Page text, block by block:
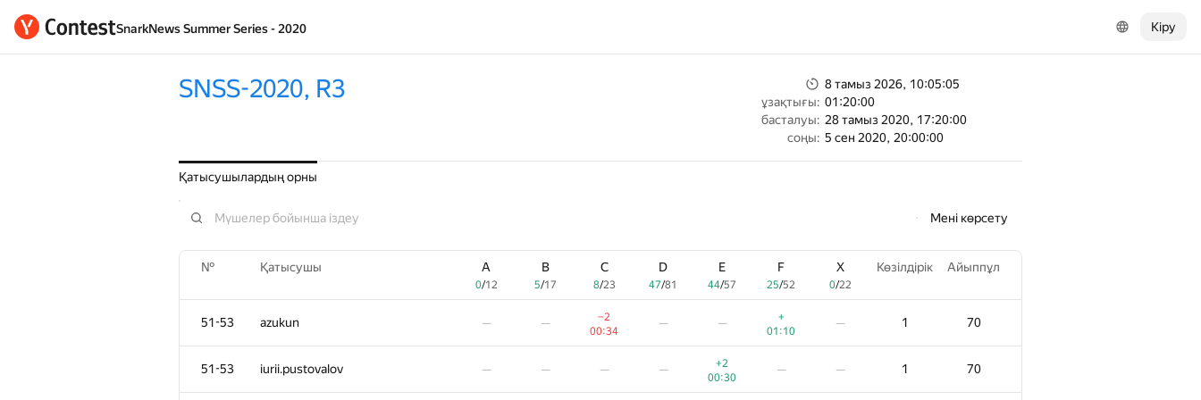
SnarkNews Summer Series - 2020 Кіру
SNSS-2020, R3
8 тамыз 2026, 10:05:05
ұзақтығы: 01:20:00
басталуы: 28 тамыз 2020, 17:20:00
соңы: 5 сен 2020, 20:00:00
Қатысушылардың орны
Мені көрсету
№ Қатысушы A
0/12
B
5/17
C
8/23
D
47/81
E
44/57
F
25/52
X
0/22
Көзілдірік Айыппұл
51-53 azukun — —
−2
00:34
— —
+
01:10
— 1 70
51-53 iurii.pustovalov — — — —
+2
00:30
— — 1 70